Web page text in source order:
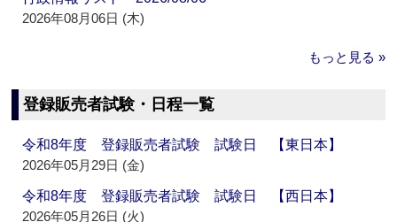
2026年08月06日 (木)
もっと見る »
登録販売者試験・日程一覧
令和8年度 登録販売者試験 試験日 【東日本】
2026年05月29日 (金)
令和8年度 登録販売者試験 試験日 【西日本】
2026年05月26日 (火)